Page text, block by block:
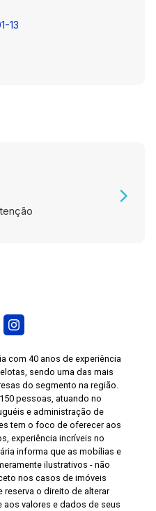
13
com 40 anos de experiência
sendo uma das mais
do segmento na região.
pessoas, atuando no
e administração de
tem o foco de oferecer aos
experiência incríveis no
informa que as mobílias e
ilustrativos - não
nos casos de imóveis
o direito de alterar
valores e dados de seus